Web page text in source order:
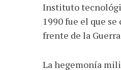
Instituto
1990 fue el que
frente de la
La hegemonía